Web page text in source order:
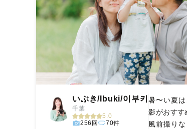
いぶき/Ibuki/이부키
千葉
5.0
256回
70件
暑〜い夏
影がおすす
風前撮り